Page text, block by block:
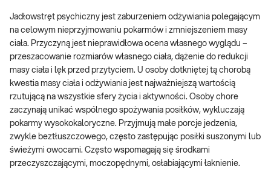
Jadłowstręt psychiczny jest zaburzeniem odżywiania polegającym
na celowym nieprzyjmowaniu pokarmów i zmniejszeniem masy
ciała. Przyczyną jest nieprawidłowa ocena własnego wyglądu –
przeszacowanie rozmiarów własnego ciała, dążenie do redukcji
masy ciała i lęk przed przytyciem. U osoby dotkniętej tą chorobą
kwestia masy ciała i odżywiania jest najważniejszą wartością
rzutującą na wszystkie sfery życia i aktywności. Osoby chore
zaczynają unikać wspólnego spożywania posiłków, wykluczają
pokarmy wysokokaloryczne. Przyjmują małe porcje jedzenia,
zwykle beztłuszczowego, często zastępując posiłki suszonymi lub
świeżymi owocami. Często wspomagają się środkami
przeczyszczającymi, moczopędnymi, osłabiającymi łaknienie.